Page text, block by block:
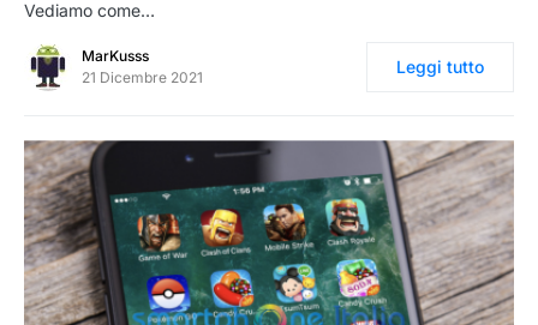
Vediamo come…
MarKusss
21 Dicembre 2021
Leggi tutto